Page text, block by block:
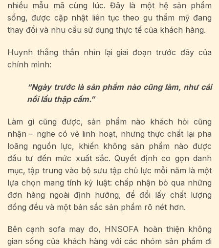
nhiều mẫu mã cùng lúc. Đây là một hệ sản phẩm
sống, được cập nhật liên tục theo gu thẩm mỹ đang
thay đổi và nhu cầu sử dụng thực tế của khách hàng.
Huynh thẳng thắn nhìn lại giai đoạn trước đây của
chính mình:
“Ngày trước là sản phẩm nào cũng làm, như cái
nồi lẩu thập cẩm.”
Làm gì cũng được, sản phẩm nào khách hỏi cũng
nhận – nghe có vẻ linh hoạt, nhưng thực chất lại pha
loãng nguồn lực, khiến không sản phẩm nào được
đầu tư đến mức xuất sắc. Quyết định co gọn danh
mục, tập trung vào bộ sưu tập chủ lực mỗi năm là một
lựa chọn mang tính kỷ luật: chấp nhận bỏ qua những
đơn hàng ngoài định hướng, để đổi lấy chất lượng
đồng đều và một bản sắc sản phẩm rõ nét hơn.
Bên cạnh sofa may đo, HNSOFA hoàn thiện không
gian sống của khách hàng với các nhóm sản phẩm đi